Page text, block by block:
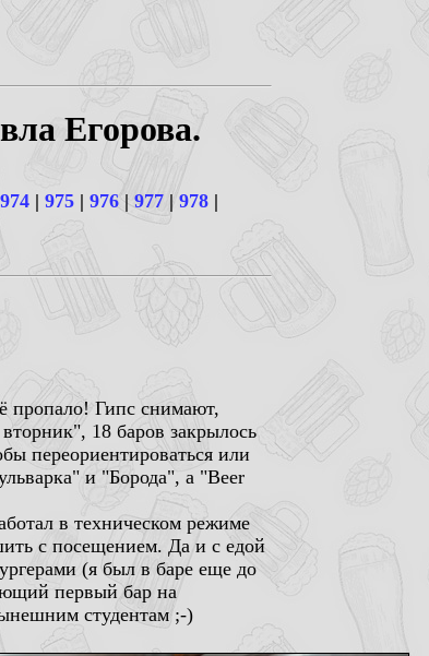
Егорова.
974 | 975 | 976| 977 | 978 |
пропало! Гипс снимают,
18 баров закрылось
переориентироваться или
и "Борода", а "Beer
в техническом режиме
с посещением. Да и с едой
(я был в баре еще до
первый бар на
студентам ;-)